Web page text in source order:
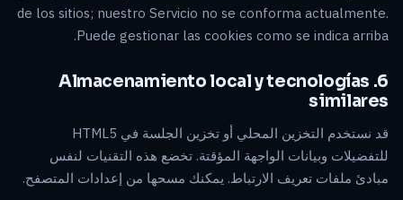
de los sitios; nuestro Servicio no se conforma actualmente.
Puede gestionar las cookies como se indica arriba.
6. Almacenamiento local y tecnologías
similares
قد نستخدم التخزين المحلي أو تخزين الجلسة في HTML5
للتفضيلات وبيانات الواجهة المؤقتة. تخضع هذه التقنيات لنفس
مبادئ ملفات تعريف الارتباط. يمكنك مسحها من إعدادات المتصفح.